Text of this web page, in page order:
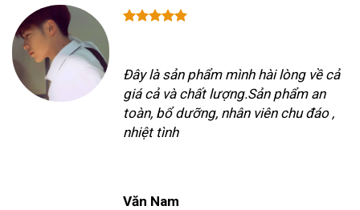
Đây là sản phẩm mình hài lòng về cả
giá cả và chất lượng.Sản phẩm an
toàn, bổ dưỡng, nhân viên chu đáo ,
nhiệt tình
Văn Nam